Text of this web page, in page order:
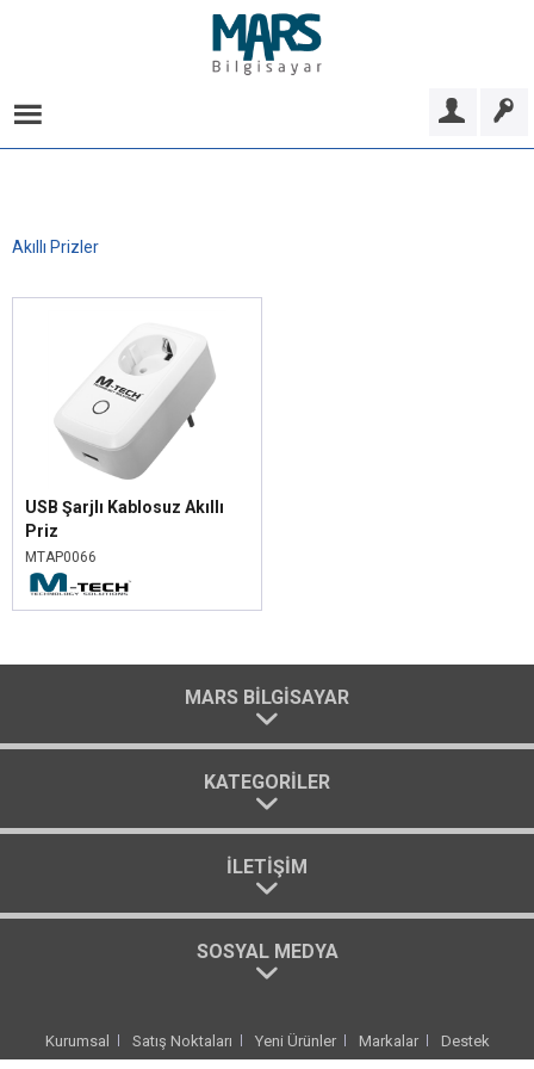
Akıllı Prizler
USB Şarjlı Kablosuz Akıllı
Priz
MTAP0066
MARS BILGISAYAR
KATEGORILER
İLETIŞIM
SOSYAL MEDYA
Kurumsal Satış Noktaları Yeni Ürünler Markalar Destek